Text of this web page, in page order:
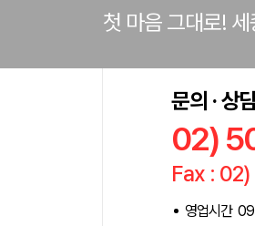
첫 마음 그대로!
문의 · 상
02)
Fax :
영업시간